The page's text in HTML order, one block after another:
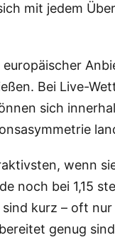
mit jedem
Bei Live-
sich
wenn
noch bei 1,15
kurz – oft
genug